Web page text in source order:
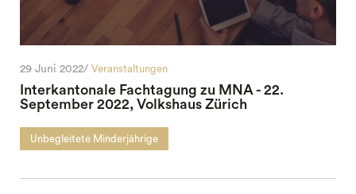
29 Juni 2022/ Veranstaltungen
Interkantonale Fachtagung zu MNA - 22.
September 2022, Volkshaus Zürich
Unbegleitete Minderjährige